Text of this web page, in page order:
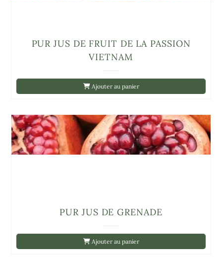
Ajouter au panier
PUR JUS DE FRUIT DE LA PASSION
VIETNAM
Ajouter au panier
PUR JUS DE GRENADE